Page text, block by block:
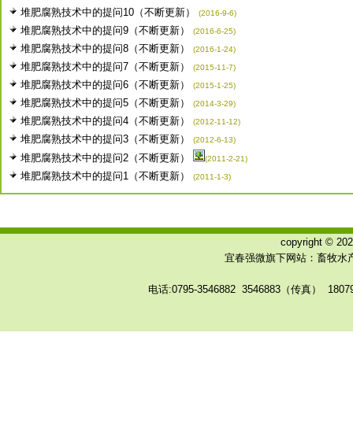
堆肥腐熟技术中的提问10（不断更新） (2016-9-6)
堆肥腐熟技术中的提问9（不断更新） (2016-6-25)
堆肥腐熟技术中的提问8（不断更新） (2016-1-24)
堆肥腐熟技术中的提问7（不断更新） (2015-11-7)
堆肥腐熟技术中的提问6（不断更新） (2015-1-25)
堆肥腐熟技术中的提问5（不断更新） (2014-3-29)
堆肥腐熟技术中的提问4（不断更新） (2012-11-12)
堆肥腐熟技术中的提问3（不断更新） (2012-6-13)
堆肥腐熟技术中的提问2（不断更新） (2011-2-21)
堆肥腐熟技术中的提问1（不断更新） (2011-1-3)
copyright ©
宜春强微旗下网站：畜牧水
电话:0795-3546882 3546883（传真）